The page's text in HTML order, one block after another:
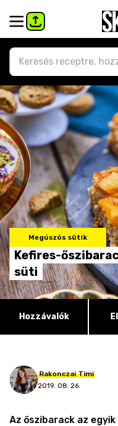
Megúszós sütik
Kefires-
süti
Hozzávalók
Rakonczai Timi
2019. 08. 26.
Az őszibarack az